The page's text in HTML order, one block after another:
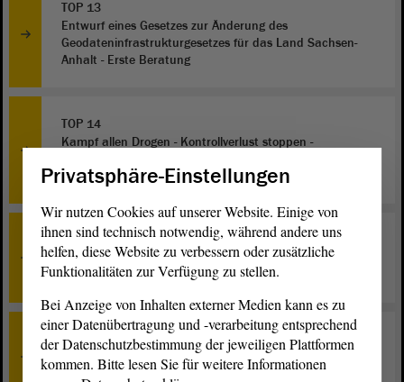
TOP 13
Entwurf eines Gesetzes zur Änderung des
Geodateninfrastrukturgesetzes für das Land Sachsen-
Anhalt - Erste Beratung
TOP 14
Kampf allen Drogen - Kontrollverlust stoppen -
Beratung
TOP 15
Theater- und Orchesterlandschaft sichern - Zweite
Beratung
TOP 16
Leistung muss sich wirklich lohnen - Arbeit der
Studierenden gerecht entlohnen - Zweite Beratung
Privatsphäre-Einstellungen
Wir nutzen Cookies auf unserer Website. Einige von
ihnen sind technisch notwendig, während andere uns
helfen, diese Website zu verbessern oder zusätzliche
Funktionalitäten zur Verfügung zu stellen.
Bei Anzeige von Inhalten externer Medien kann es zu
einer Datenübertragung und -verarbeitung entsprechend
der Datenschutzbestimmung der jeweiligen Plattformen
kommen. Bitte lesen Sie für weitere Informationen